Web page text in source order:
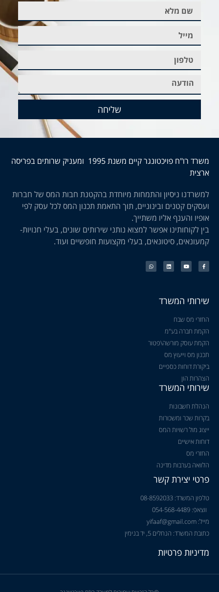
שליחה
משרד רו"ח פויכטונגר קיים משנת 1995 ומעניק שרותים בפריסה
ארצית
למשרדנו ניסיון והתמחות מיוחדת בהקטנת חבות המס של חברות
ועסקים קטנים ובינוניים, תוך התאמת תכנון המס לכל עסק לפי
אופיו והענף אליו משתייך.
בין לקוחותינו אפשר למצוא נותני שירותים שונים, בעלי חנויות-
קמעונאים, סיטונאים, בעלי מקצועות חופשיים ועוד.
שירותי המשרד
החזרי מס שבח
הקמת חברה בע"מ
הקמת עוסק מורשה\פטור
תכנון מס וייעוץ מס
ביקורת דוחות כספיים
הצהרות הון
שירותי המשרד
הנהלת חשבונות
בקרות שכר ומשכורות
ייצוג מול רשויות המס
דוחות אישיים
החזרי מס
הלוואה בערבות מדינה
פרטי יצירת קשר
טלפון המשרד: 08-8592033
ווצאפ: 054-568-4489
מייל: yifaaf@gmail.com
כתובת המשרד: הנחלים 5, יד בנימין
מדיניות פרטיות